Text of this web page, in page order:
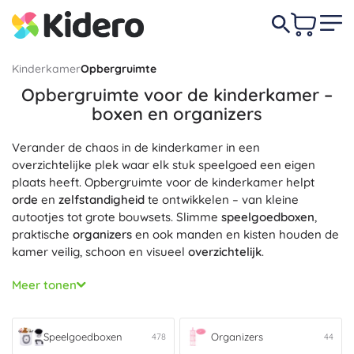
KinderkamerOpbergruimte
Opbergruimte voor de kinderkamer –
boxen en organizers
Verander de chaos in de kinderkamer in een
overzichtelijke plek waar elk stuk speelgoed een eigen
plaats heeft. Opbergruimte voor de kinderkamer helpt
orde en zelfstandigheid te ontwikkelen – van kleine
autootjes tot grote bouwsets. Slimme speelgoedboxen,
praktische organizers en ook manden en kisten houden de
kamer veilig, schoon en visueel overzichtelijk.
Kies uit verschillende afmetingen en materialen naar
behoefte: stapelbare boxen met deksel, transparante
manden voor in rekken en robuuste kunststof containers.
De opbergoplossingen voor kinderen zijn geliefd vanwege
Meer tonen
Speelgoedboxen 478 Organizers 44